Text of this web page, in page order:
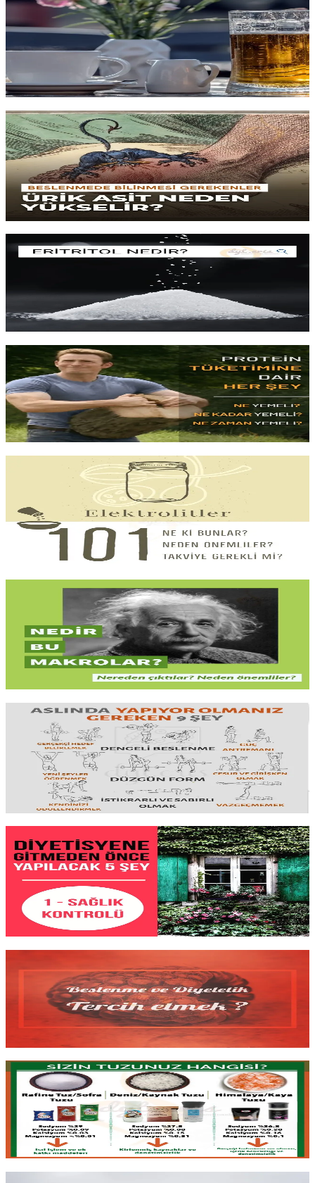
Çay ve kahvenin diüretik (su atıcı) olduğu için su yerine geçmediği
düşüncesi, beslenme dünyasındakien yaygın yanılgılardan biridir.
Su harici içeceklerin hidrasyon üzerindekifizyolojik etkilerinive
günlük sıvı tüketiminin dinamiklerini gelin birlikte inceleyelim.
Yazıyı oku 15 dk okuma
Ürik Asit Yüksekliği (Hiperürisemi) ve Beslenme
Kırmızı eti kesmek tek başına hiperürisemiyi çözmüyor; asıl suçlu
çoğunluklafruktoz tüketimiveinsülin direncidir. Ürik asit
seviyelerinikalıcı olarak düşürmekiçin kanıta dayalı beslenme
stratejileri.
Yazıyı oku 10 dk okuma
Eritritol Nedir? Kullanılmalı mı?
, sıfır kan şekeri etkisi: eritritol cazip
kalp sağlığıaraştırmaları ne söylüyor?
Nasıl sindiriliyor,yan etkilerivar mı? Gerçekçi bir değerlendirme.
8 dk okuma
Protein Nedir?
Gündekaç gram proteinyeterli, dağılım önemli mi vehayvansal
ile bitkisel kaynaklar
arasındaki fark nedir? Amino asitlerden
kaliteli kaynaklara,öğünler arası doğru dağıtıma kapsamlı rehber.
Yazıyı oku 8 dk okuma
Elektrolitler 101
, yorgunluk,baş dönmesi : bunların büyük kısmı elektrolit
dengesizliğinden kaynaklanır.Sodyum, potasyum ve
magnezyumun
vücuttaki rolü, dengesizlik nedenleri ve doğal
kaynaklardan nasıl alındığı.
6 dk okuma
Makro Denen Şey De Ne?
Protein, karbonhidrat, yağ ve çoğunun atladığı dördüncüsü alkol
Makrolar, kalori saymanın değil beslenmenizinkalitesini ve
dengesinihedefinize göre yönetmenin aracıdır. Gramlar neyi anlatır,
makrosaymak şart mı?
8 dk okuma
Diyette Neden 'Başarısız' Oldum?
Diyet başarısızlığının sebebi irade eksikliği değil . Yanlış program,
sürdürülemez kısıtlamalar, gerçekçi olmayan hedefler veya
sabırsızlık. Neden olmadığını anlamadan tekrar başlamak işe
yaramaz.
Yazıyı oku 2 dk okuma
Yeni bir beslenme programına başlamadan önce mutlaka bakılması
gereken kan değerlerivar. Hangi testler istenmeli, sonuçlar ne
anlama geliyor ve bu veriler
beslenme planını nasıl
şekillendiriyor?
Yazıyı oku 2 dk okuma
Türkiye'debeslenme ve diyetetikokumak ne anlama geliyor?
iş piyasası, sınırlı tanınırlık ve yine de bu alana adım atan
öğrencilere dürüst bir bakış: zorluklar ve yine de değdiği anlar.
Yazıyı oku
Hangi Tuzu Kullanmalı?
Pembe kaya tuzudaha mı sağlıklı? Gerçek şu ki tuzu değerli kılan
rengi ya da fiyatı değil,rafinasyon derecesive mineral içeriğidir
Tuz türleri arasındaki gerçek farklar ve doğru seçim rehberi.
Yazıyı oku 6 dk okuma